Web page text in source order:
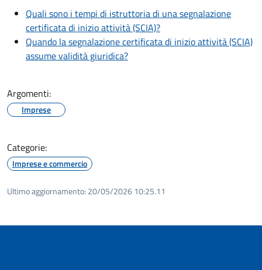
Quali sono i tempi di istruttoria di una segnalazione
certificata di inizio attività (SCIA)?
Quando la segnalazione certificata di inizio attività (SCIA)
assume validità giuridica?
Argomenti:
Imprese
Categorie:
Imprese e commercio
Ultimo aggiornamento: 20/05/2026 10:25.11